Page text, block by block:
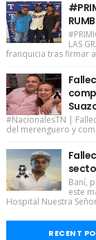
LAS
franquicia tras firmar
#NacionalesTN |
del merenguero y
Baní,
este
Hospital Nuestra
RECENT